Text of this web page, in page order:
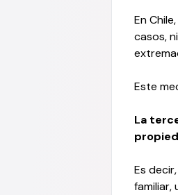
En
casos,
Este
La
Es
familiar,